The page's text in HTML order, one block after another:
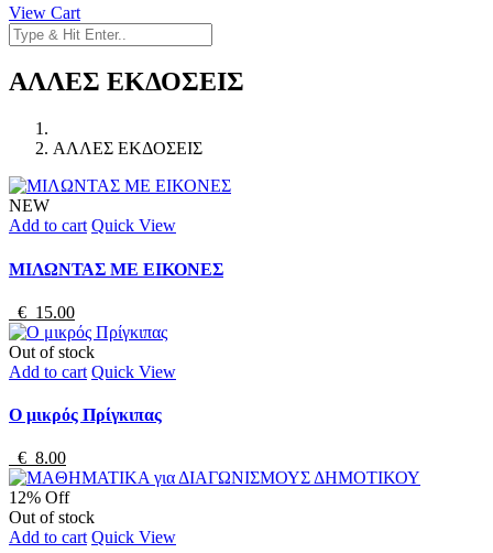
View Cart
ΑΛΛΕΣ ΕΚΔΟΣΕΙΣ
ΑΛΛΕΣ ΕΚΔΟΣΕΙΣ
NEW
Add to cart Quick View
ΜΙΛΩΝΤΑΣ ΜΕ ΕΙΚΟΝΕΣ
€ 15.00
Out of stock
Add to cart Quick View
Ο μικρός Πρίγκιπας
€ 8.00
12% Off
Out of stock
Add to cart Quick View